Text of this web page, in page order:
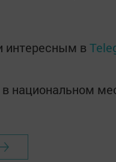
в
в национальном